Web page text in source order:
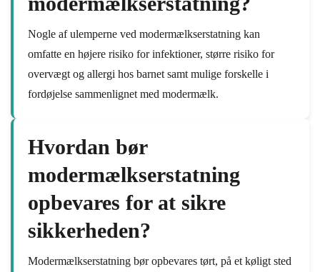
Nogle af ulemperne ved modermælkserstatning kan
omfatte en højere risiko for infektioner, større risiko for
overvægt og allergi hos barnet samt mulige forskelle i
fordøjelse sammenlignet med modermælk.
Hvordan bør
modermælkserstatning
opbevares for at sikre
sikkerheden?
Modermælkserstatning bør opbevares tørt, på et køligt sted